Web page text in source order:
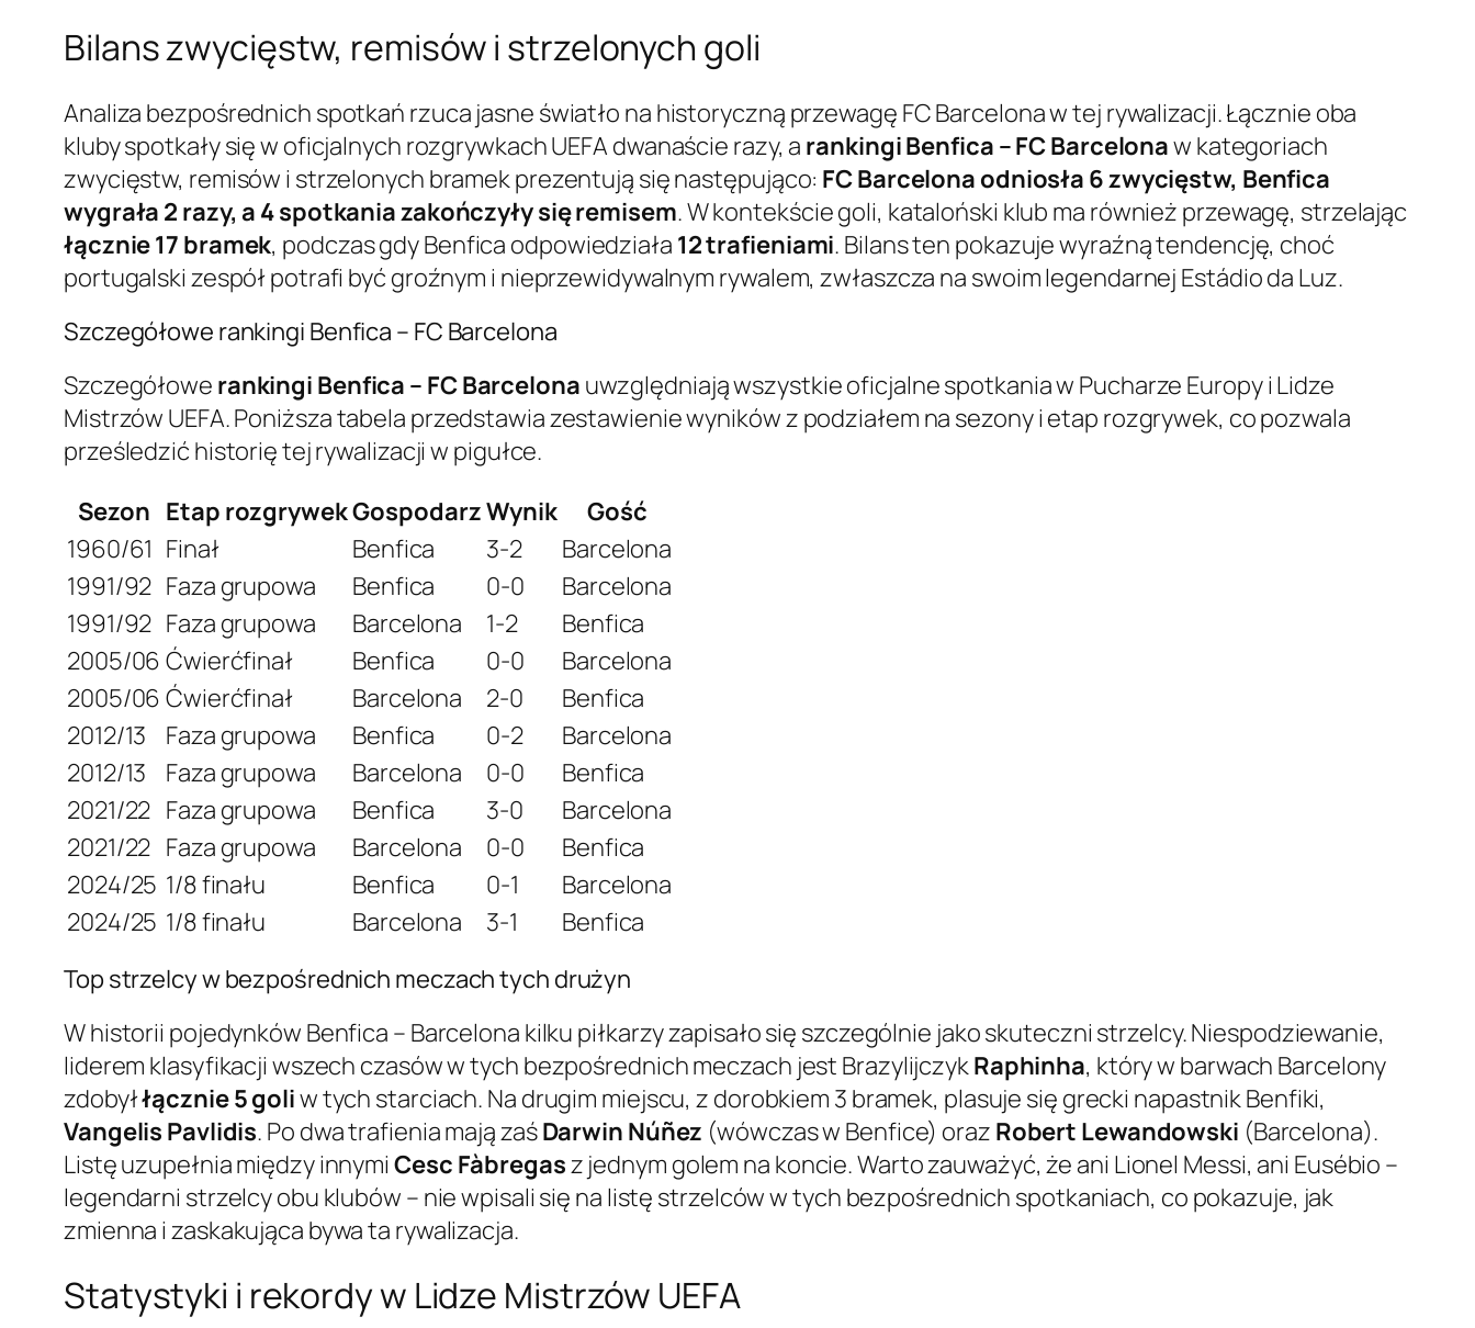
Bilans zwycięstw, remisów i strzelonych goli
Analiza bezpośrednich spotkań rzuca jasne światło na historyczną przewagę FC Barcelona w tej rywalizacji. Łącznie oba
kluby spotkały się w oficjalnych rozgrywkach UEFA dwanaście razy, a rankingi Benfica – FC Barcelonaw kategoriach
zwycięstw, remisów i strzelonych bramek prezentują się następująco: FC Barcelona odniosła 6 zwycięstw, Benfica
wygrała 2 razy, a 4 spotkania zakończyły się remisem. W kontekście goli, kataloński klub ma również przewagę, strzelając
łącznie 17 bramek, podczas gdy Benfica odpowiedziała 12 trafieniami. Bilans ten pokazuje wyraźną tendencję, choć
portugalski zespół potrafi być groźnym i nieprzewidywalnym rywalem, zwłaszcza na swoim legendarnej Estádio da Luz.
Szczegółowe rankingi Benfica – FC Barcelona
Szczegółowe rankingi Benfica – FC Barcelona uwzględniają wszystkie oficjalne spotkania w Pucharze Europy i Lidze
Mistrzów UEFA. Poniższa tabela przedstawia zestawienie wyników z podziałem na sezony i etap rozgrywek, co pozwala
prześledzić historię tej rywalizacji w pigułce.
Sezon Etap rozgrywekGospodarzWynik
Gość
1960/61 Finał Benfica 3-2
Barcelona
1991/92 Faza grupowa Benfica 0-0
Barcelona
1991/92 Faza grupowa Barcelona 1-2
Benfica
2005/06 Ćwierćfinał Benfica 0-0
Barcelona
2005/06 Ćwierćfinał Barcelona 2-0
Benfica
2012/13
Faza grupowa Benfica 0-2
Barcelona
2012/13
Faza grupowa Barcelona 0-0
Benfica
2021/22 Faza grupowa Benfica 3-0
Barcelona
2021/22 Faza grupowa Barcelona 0-0
Benfica
2024/25 1/8 finału Benfica 0-1
Barcelona
2024/25 1/8 finału Barcelona 3-1
Benfica
Top strzelcy w bezpośrednich meczach tych drużyn
W historii pojedynków Benfica – Barcelona kilku piłkarzy zapisało się szczególnie jako skuteczni strzelcy. Niespodziewanie,
liderem klasyfikacji wszech czasów w tych bezpośrednich meczach jest BrazylijczykRaphinha, który w barwach Barcelony
zdobyłłącznie 5 goliw tych starciach. Na drugim miejscu, z dorobkiem 3 bramek, plasuje się grecki napastnik Benfiki,
Vangelis Pavlidis. Po dwa trafienia mają zaśDarwin Núñez (wówczas w Benfice) oraz Robert Lewandowski (Barcelona).
Listę uzupełnia między innymi Cesc Fàbregasz jednym golem na koncie. Warto zauważyć, że ani Lionel Messi, ani Eusébio –
legendarni strzelcy obu klubów – nie wpisali się na listę strzelców w tych bezpośrednich spotkaniach, co pokazuje, jak
zmienna i zaskakująca bywa ta rywalizacja.
Statystyki i rekordy w Lidze Mistrzów UEFA